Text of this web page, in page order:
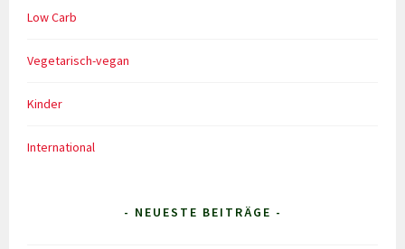
Low Carb
Vegetarisch-vegan
Kinder
International
- NEUESTE BEITRÄGE -